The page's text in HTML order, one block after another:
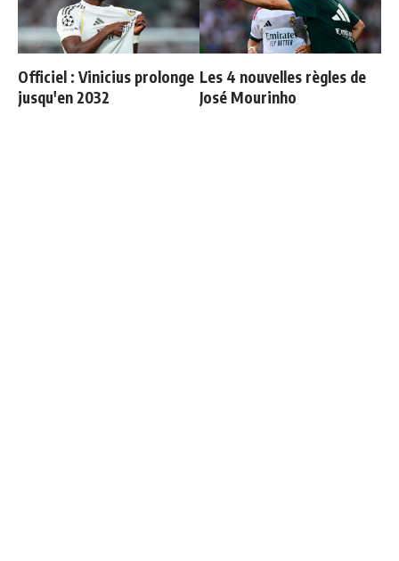
Officiel : Vinicius prolonge
jusqu'en 2032
Les 4 nouvelles règles de
José Mourinho